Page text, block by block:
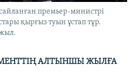
премьер-министрі
қырғыз туын ұстап тұр.
АЛТЫНШЫ ЖЫЛҒА